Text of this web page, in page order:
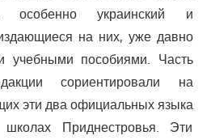
особенно украинский и
на них, уже давно
учебными пособиями. Часть
сориентировали на
эти два официальных языка
Приднестровья. Эти